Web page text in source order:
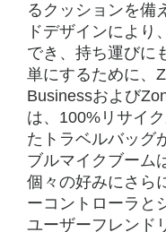
るクッションを備
ドデザインにより
でき、持ち運びに
単にするために、
Businessおよび
は、100%リサイ
たトラベルバッグ
ブルマイクブーム
個々の好みにさら
ーコントローラと
ユーザーフレンド